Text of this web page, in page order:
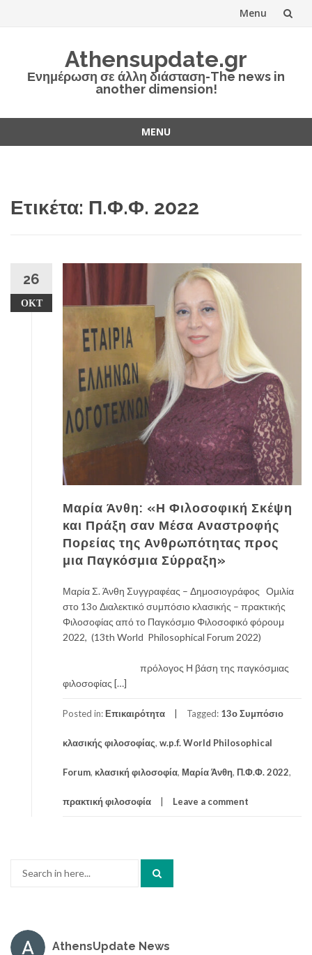
Menu
Athensupdate.gr
Ενημέρωση σε άλλη διάσταση-The news in
another dimension!
MENU
Ετικέτα: Π.Φ.Φ. 2022
26
ΟΚΤ
Μαρία Άνθη: «Η Φιλοσοφική Σκέψη
και Πράξη σαν Μέσα Αναστροφής
Πορείας της Ανθρωπότητας προς
μια Παγκόσμια Σύρραξη»
Μαρία Σ. Άνθη Συγγραφέας – Δημοσιογράφος Ομιλία
στο 13o Διαλεκτικό συμπόσιο κλασικής – πρακτικής
Φιλοσοφίας από το Παγκόσμιο Φιλοσοφικό φόρουμ
2022, (13th World Philosophical Forum 2022)
πρόλογος Η βάση της παγκόσμιας
φιλοσοφίας […]
Posted in: Επικαιρότητα Tagged: 13ο Συμπόσιο
κλασικής φιλοσοφίας, w.p.f. World Philosophical
Forum, κλασική φιλοσοφία, Μαρία Άνθη, Π.Φ.Φ. 2022,
πρακτική φιλοσοφία Leave a comment
AthensUpdate News